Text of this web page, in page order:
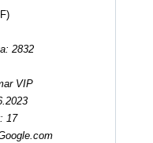
2832
VIP
17